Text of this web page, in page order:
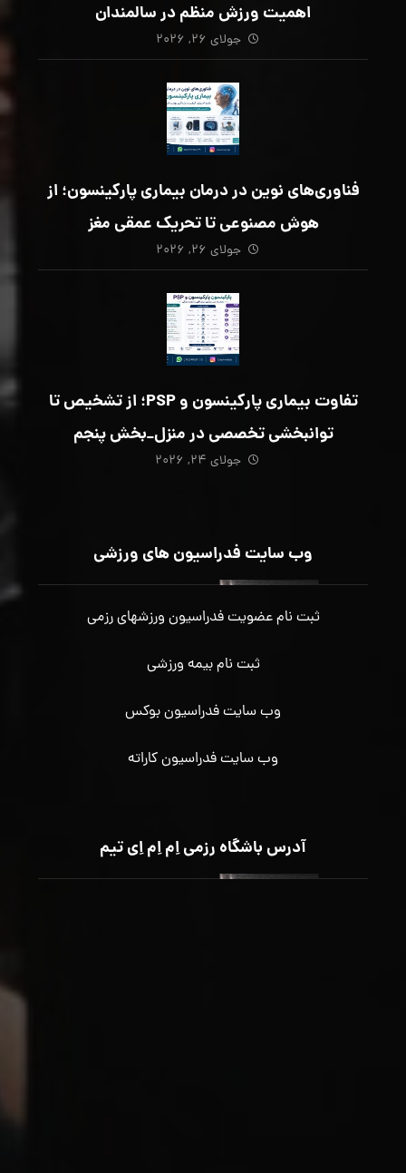
اهمیت ورزش منظم در سالمندان
جولای ۲۶, ۲۰۲۶
فناوری‌های نوین در درمان بیماری پارکینسون؛ از
هوش مصنوعی تا تحریک عمقی مغز
جولای ۲۶, ۲۰۲۶
تفاوت بیماری پارکینسون و PSP؛ از تشخیص تا
توانبخشی تخصصی در منزل_بخش پنجم
جولای ۲۴, ۲۰۲۶
وب سایت فدراسیون های ورزشی
ثبت نام عضویت فدراسیون ورزشهای رزمی
ثبت نام بیمه ورزشی
وب سایت فدراسیون بوکس
وب سایت فدراسیون کاراته
آدرس باشگاه رزمی اِم اِم اِی تیم